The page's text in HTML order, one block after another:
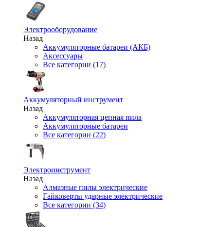
Электрооборудование
Назад
Аккумуляторные батареи (АКБ)
Аксессуары
Все категории (17)
Аккумуляторный инструмент
Назад
Аккумуляторная цепная пила
Аккумуляторные батареи
Все категории (22)
Электроинструмент
Назад
Алмазные пилы электрические
Гайковерты ударные электрические
Все категории (34)